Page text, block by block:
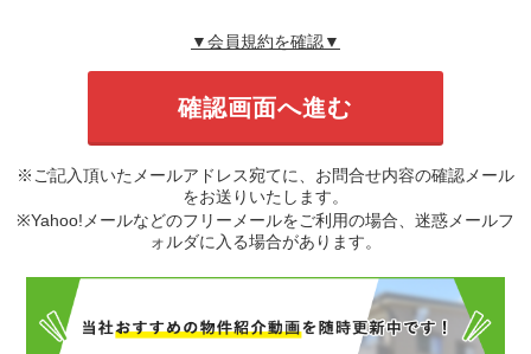
▼会員規約を確認▼
※ご記入頂いたメールアドレス宛てに、お問合せ内容の確認メール
をお送りいたします。
※Yahoo!メールなどのフリーメールをご利用の場合、迷惑メールフ
ォルダに入る場合があります。